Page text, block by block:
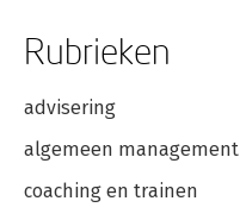
Rubrieken
advisering
algemeen management
coaching en trainen